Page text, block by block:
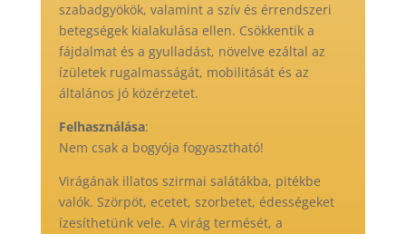
szabadgyökök, valamint a szív és érrendszeri
betegségek kialakulása ellen. Csökkentik a
fájdalmat és a gyulladást, növelve ezáltal az
ízületek rugalmasságát, mobilitását és az
általános jó közérzetet.
Felhasználása:
Nem csak a bogyója fogyasztható!
Virágának illatos szirmai salátákba, pitékbe
valók. Szörpöt, ecetet, szorbetet, édességeket
ízesíthetünk vele. A virág termését, a